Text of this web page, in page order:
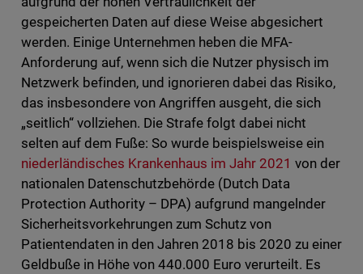
gespeicherten Daten auf diese Weise abgesichert
werden. Einige Unternehmen heben die MFA-
Anforderung auf, wenn sich die Nutzer physisch im
Netzwerk befinden, und ignorieren dabei das Risiko,
das insbesondere von Angriffen ausgeht, die sich
„seitlich“ vollziehen. Die Strafe folgt dabei nicht
selten auf dem Fuße: So wurde beispielsweise ein
niederländisches Krankenhaus im Jahr 2021 von der
nationalen Datenschutzbehörde (Dutch Data
Protection Authority – DPA) aufgrund mangelnder
Sicherheitsvorkehrungen zum Schutz von
Patientendaten in den Jahren 2018 bis 2020 zu einer
Geldbuße in Höhe von 440.000 Euro verurteilt. Es